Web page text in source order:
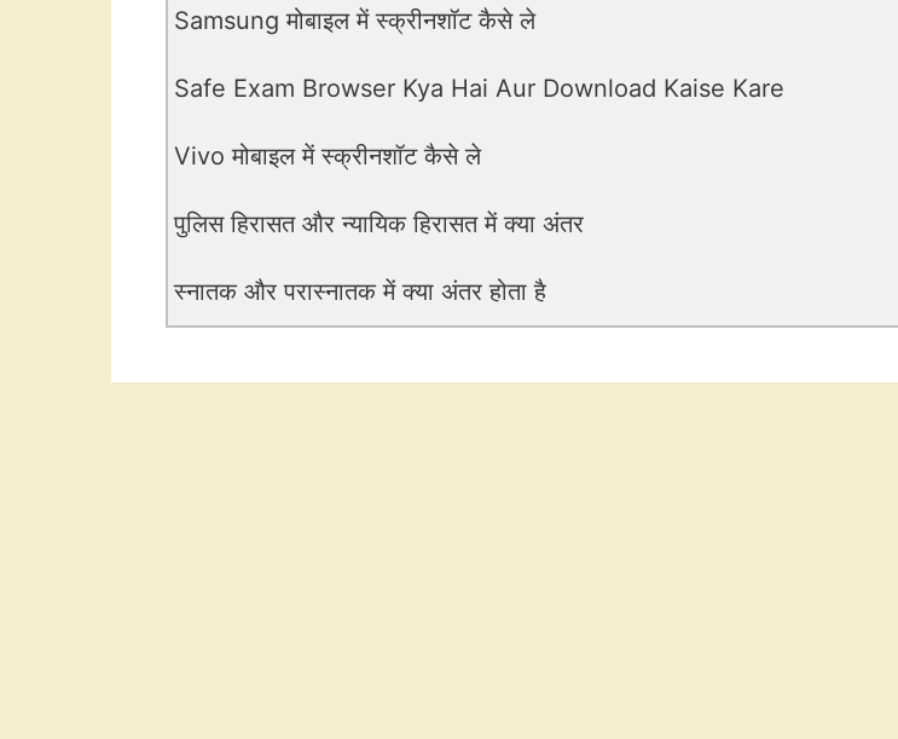
Samsung मोबाइल में स्क्रीनशॉट कैसे ले
Safe Exam Browser Kya Hai Aur Download Kaise Kare
Vivo मोबाइल में स्क्रीनशॉट कैसे ले
पुलिस हिरासत और न्यायिक हिरासत में क्या अंतर
स्नातक और परास्नातक में क्या अंतर होता है